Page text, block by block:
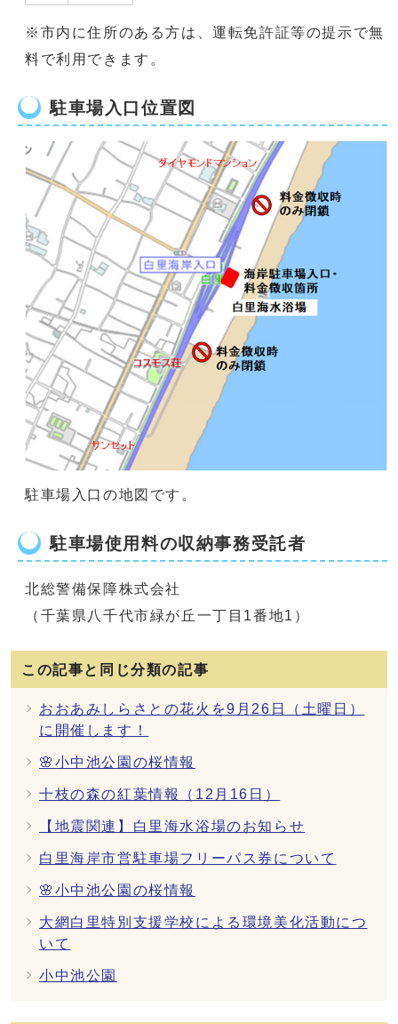
※市内に住所のある方は、運転免許証等の提示で無
料で利用できます。
駐車場入口位置図
駐車場入口の地図です。
駐車場使用料の収納事務受託者
北総警備保障株式会社
（千葉県八千代市緑が丘一丁目1番地1）
この記事と同じ分類の記事
おおあみしらさとの花火を9月26日（土曜日）
に開催します！
🌸小中池公園の桜情報
十枝の森の紅葉情報（12月16日）
【地震関連】白里海水浴場のお知らせ
白里海岸市営駐車場フリーパス券について
🌸小中池公園の桜情報
大網白里特別支援学校による環境美化活動につ
いて
小中池公園